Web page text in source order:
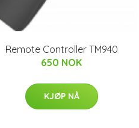
Remote Controller TM940
650 NOK
KJØP NÅ